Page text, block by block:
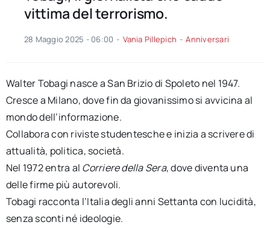
vittima del terrorismo.
28 Maggio 2025 - 06:00 - Vania Pillepich - Anniversari
Walter Tobagi nasce a San Brizio di Spoleto nel 1947.
Cresce a Milano, dove fin da giovanissimo si avvicina al
mondo dell’informazione.
Collabora con riviste studentesche e inizia a scrivere di
attualità, politica, società.
Nel 1972 entra al Corriere della Sera, dove diventa una
delle firme più autorevoli.
Tobagi racconta l’Italia degli anni Settanta con lucidità,
senza sconti né ideologie.